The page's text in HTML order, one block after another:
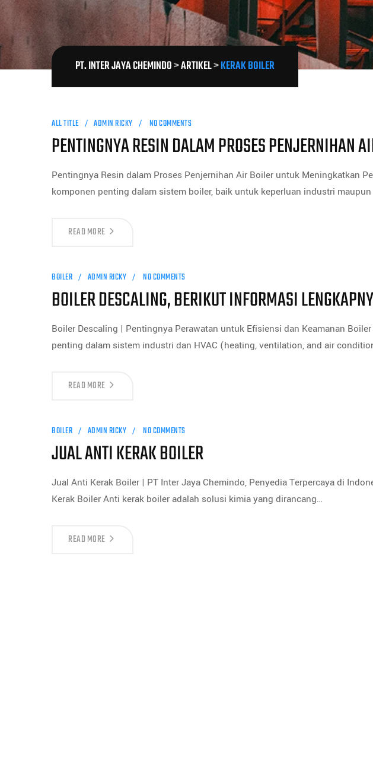
PT. INTER JAYA CHEMINDO>ARTIKEL>KERAK BOILER
ALL TITLE ADMIN RICKY NO COMMENTS
PENTINGNYA RESIN DALAM PROSES PENJERNIHAN
Pentingnya Resin dalam Proses Penjernihan Air Boiler untuk Meningkatkan
komponen penting dalam sistem boiler, baik untuk keperluan industri
READ MORE
BOILER ADMIN RICKY NO COMMENTS
BOILER DESCALING, BERIKUT INFORMASI
Boiler Descaling | Pentingnya Perawatan untuk Efisiensi dan Keamanan
penting dalam sistem industri dan HVAC (heating, ventilation, and air
READ MORE
BOILER ADMIN RICKY NO COMMENTS
JUAL ANTI KERAK BOILER
Jual Anti Kerak Boiler | PT Inter Jaya Chemindo, Penyedia Terpercaya di
Kerak Boiler Anti kerak boiler adalah solusi kimia yang dirancang…
READ MORE